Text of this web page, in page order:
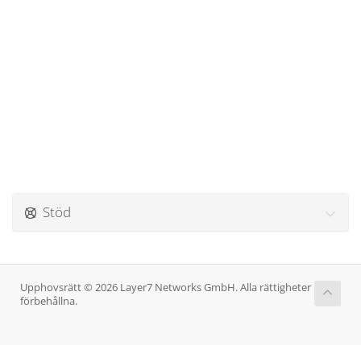
Stöd
Upphovsrätt © 2026 Layer7 Networks GmbH. Alla rättigheter
förbehållna.